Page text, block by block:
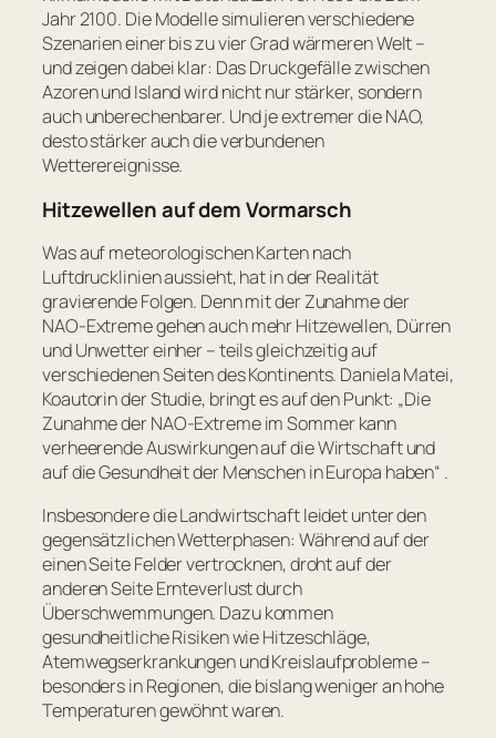
Jahr 2100. Die Modelle simulieren verschiedene
Szenarien einer bis zu vier Grad wärmeren Welt –
und zeigen dabei klar: Das Druckgefälle zwischen
Azoren und Island wird nicht nur stärker, sondern
auch unberechenbarer. Und je extremer die NAO,
desto stärker auch die verbundenen
Wetterereignisse.
Hitzewellen auf dem Vormarsch
Was auf meteorologischen Karten nach
Luftdrucklinien aussieht, hat in der Realität
gravierende Folgen. Denn mit der Zunahme der
NAO-Extreme gehen auch mehr Hitzewellen, Dürren
und Unwetter einher – teils gleichzeitig auf
verschiedenen Seiten des Kontinents. Daniela Matei,
Koautorin der Studie, bringt es auf den Punkt: „Die
Zunahme der NAO-Extreme im Sommer kann
verheerende Auswirkungen auf die Wirtschaft und
auf die Gesundheit der Menschen in Europa haben“ .
Insbesondere die Landwirtschaft leidet unter den
gegensätzlichen Wetterphasen: Während auf der
einen Seite Felder vertrocknen, droht auf der
anderen Seite Ernteverlust durch
Überschwemmungen. Dazu kommen
gesundheitliche Risiken wie Hitzeschläge,
Atemwegserkrankungen und Kreislaufprobleme –
besonders in Regionen, die bislang weniger an hohe
Temperaturen gewöhnt waren.